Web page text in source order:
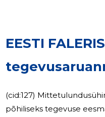
EESTI
(cid:127)
põhiliseks tegevuse